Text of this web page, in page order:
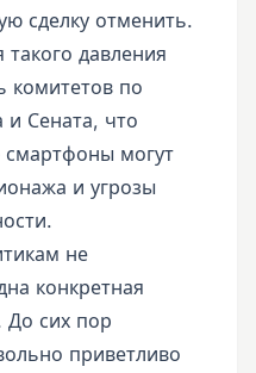
сделку отменить.
давления
комитетов по
и Сената, что
смартфоны могут
и угрозы
не
конкретная
сих пор
приветливо